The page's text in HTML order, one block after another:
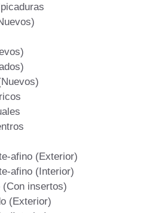
afino (Exterior)
afino (Interior)
insertos)
(Exterior)